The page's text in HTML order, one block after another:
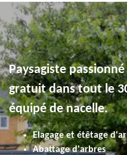
Paysagiste
gratuit dans tout le
équipé de nacelle.
Elagage et étêtage
Abattage d'arbres